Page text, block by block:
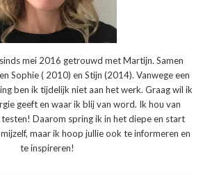
mei 2016 getrouwd met Martijn. Samen
Sophie ( 2010) en Stijn (2014). Vanwege een
ben ik tijdelijk niet aan het werk. Graag wil ik
geeft en waar ik blij van word. Ik hou van
Daarom spring ik in het diepe en start
maar ik hoop jullie ook te informeren en
te inspireren!